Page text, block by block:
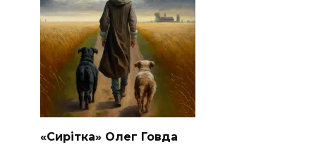
«Сирітка» Олег Говда